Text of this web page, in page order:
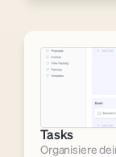
Tasks
Organisiere